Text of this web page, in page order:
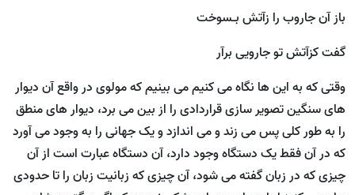
باز آن جاروب را زآتش بـسوخت
گفت کزآتش تو جارویی برآر
وقتی که به این ها نگاه می کنیم می بینیم که مولوی در واقع آن دیوار
های سنگین تصویر سازی قراردادی را از بین می برد، دیوار های منطق
را به طور کلی پس می زند و می اندازد و یک جهانی را به وجود می آورد
که در آن فقط یک دستگاه وجود دارد، آن دستگاه عبارت است از آن
چیزی که در زبان گفته می شود، آن چیزی که زبانیت زبان را تا حدودی